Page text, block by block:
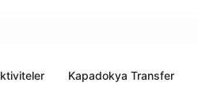
Kapadokya Transfer